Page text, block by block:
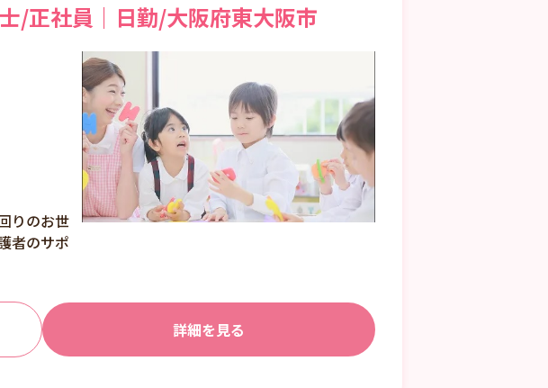
/正社員｜日勤/大阪府東大阪市
りのお世
者のサポ
詳細を見る